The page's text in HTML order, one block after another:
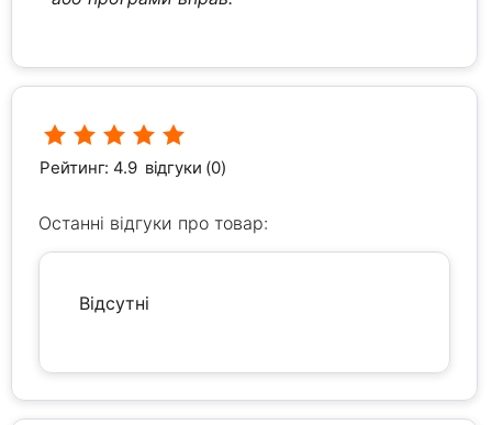
Рейтинг: 4.9 відгуки (0)
Останні відгуки про товар:
Відсутні